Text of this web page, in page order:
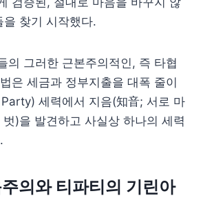
을 찾기 시작했다.
의 그러한 근본주의적인, 즉 타협
은 세금과 정부지출을 대폭 줄이
세력에서 지음(知音; 서로 마
)을 발견하고 사실상 하나의 세력
의와 티파티의 기린아